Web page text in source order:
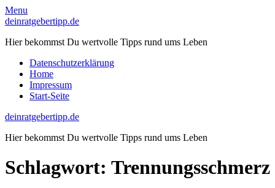
Skip
to
Menu
deinratgebertipp.de
Hier bekommst Du wertvolle Tipps rund ums Leben
Datenschutzerklärung
Home
Impressum
Start-Seite
deinratgebertipp.de
Hier bekommst Du wertvolle Tipps rund ums Leben
Schlagwort: Trennungsschmerz